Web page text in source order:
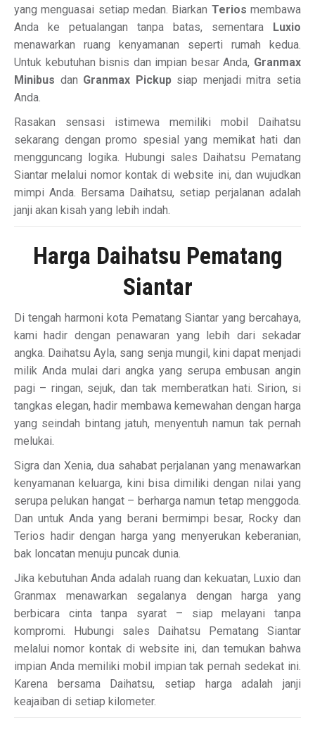
yang menguasai setiap medan. Biarkan Terios membawa
Anda ke petualangan tanpa batas, sementara Luxio
menawarkan ruang kenyamanan seperti rumah kedua.
Untuk kebutuhan bisnis dan impian besar Anda, Granmax
Minibus dan Granmax Pickupsiap menjadi mitra setia
Anda.
Rasakan sensasi istimewa memiliki mobil Daihatsu
sekarang dengan promo spesial yang memikat hati dan
mengguncang logika. Hubungi sales Daihatsu Pematang
Siantar melalui nomor kontak di website ini, dan wujudkan
mimpi Anda. Bersama Daihatsu, setiap perjalanan adalah
janji akan kisah yang lebih indah.
Harga Daihatsu Pematang
Siantar
Di tengah harmoni kota Pematang Siantar yang bercahaya,
kami hadir dengan penawaran yang lebih dari sekadar
angka. Daihatsu Ayla, sang senja mungil, kini dapat menjadi
milik Anda mulai dari angka yang serupa embusan angin
pagi – ringan, sejuk, dan tak memberatkan hati. Sirion, si
tangkas elegan, hadir membawa kemewahan dengan harga
yang seindah bintang jatuh, menyentuh namun tak pernah
melukai.
Sigra dan Xenia, dua sahabat perjalanan yang menawarkan
kenyamanan keluarga, kini bisa dimiliki dengan nilai yang
serupa pelukan hangat – berharga namun tetap menggoda.
Dan untuk Anda yang berani bermimpi besar, Rocky dan
Terios hadir dengan harga yang menyerukan keberanian,
bak loncatan menuju puncak dunia.
Jika kebutuhan Anda adalah ruang dan kekuatan, Luxio dan
Granmax menawarkan segalanya dengan harga yang
berbicara cinta tanpa syarat – siap melayani tanpa
kompromi. Hubungi sales Daihatsu Pematang Siantar
melalui nomor kontak di website ini, dan temukan bahwa
impian Anda memiliki mobil impian tak pernah sedekat ini.
Karena bersama Daihatsu, setiap harga adalah janji
keajaiban di setiap kilometer.